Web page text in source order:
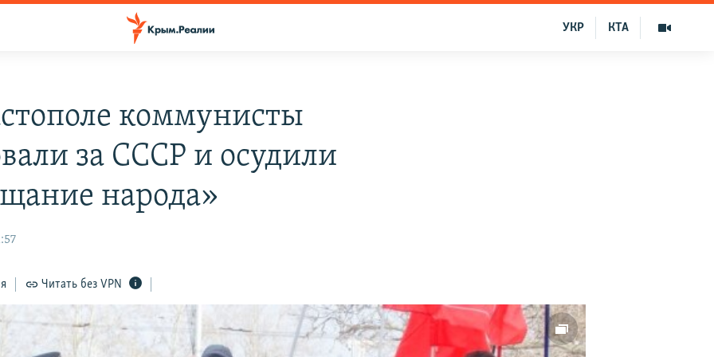
КТА
УКР
коммунисты
за СССР и осудили
народа»
Читать без VPN